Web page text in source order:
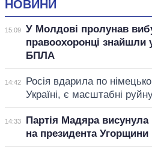
НОВИНИ
15:09
У Молдові пролунав
правоохоронці знайшли
БПЛА
14:42
Росія вдарила по
Україні, є масштабні
14:33
Партія Мадяра висунула
на президента Угорщини